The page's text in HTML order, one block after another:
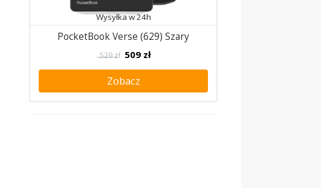
Wysyłka w 24h
PocketBook Verse (629) Szary
529 zł 509 zł
Zobacz